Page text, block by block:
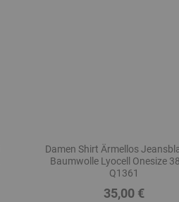
Damen Shirt Ärmellos
Baumwolle Lyocell Onesize
Q1361
Preis
35,00 €